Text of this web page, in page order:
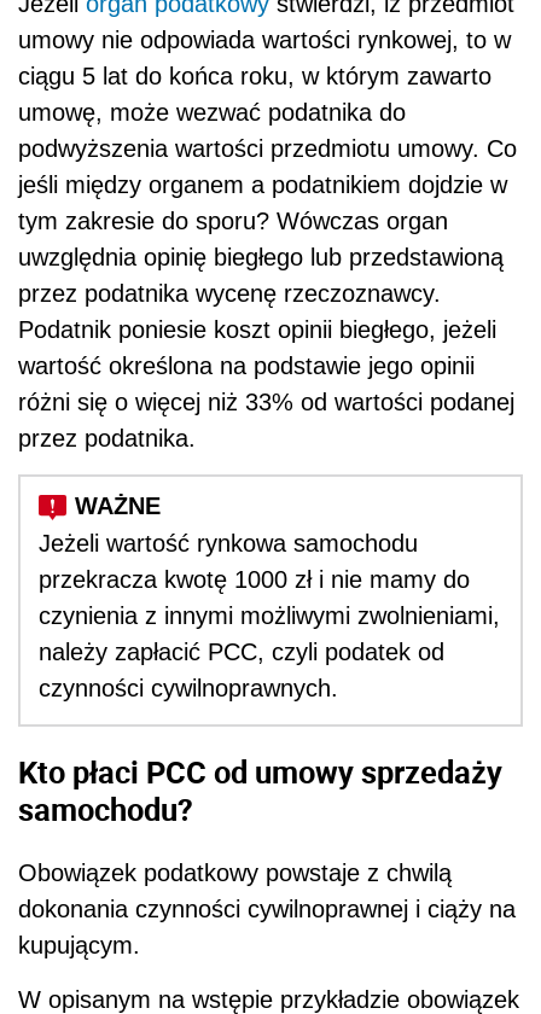
umowy nie odpowiada wartości rynkowej, to w
ciągu 5 lat do końca roku, w którym zawarto
umowę, może wezwać podatnika do
podwyższenia wartości przedmiotu umowy. Co
jeśli między organem a podatnikiem dojdzie w
tym zakresie do sporu? Wówczas organ
uwzględnia opinię biegłego lub przedstawioną
przez podatnika wycenę rzeczoznawcy.
Podatnik poniesie koszt opinii biegłego, jeżeli
wartość określona na podstawie jego opinii
różni się o więcej niż 33% od wartości podanej
przez podatnika.
Jeżeli wartość rynkowa samochodu
przekracza kwotę 1000 zł i nie mamy do
czynienia z innymi możliwymi zwolnieniami,
należy zapłacić PCC, czyli podatek od
czynności cywilnoprawnych.
Kto płaci PCC od umowy sprzedaży
samochodu?
Obowiązek podatkowy powstaje z chwilą
dokonania czynności cywilnoprawnej i ciąży na
kupującym.
W opisanym na wstępie przykładzie obowiązek